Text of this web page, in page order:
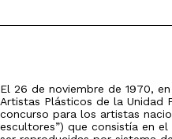
El 26 de noviembre de 1970,
Artistas Plásticos de la Unidad
concurso para los artistas
escultores”) que consistía en